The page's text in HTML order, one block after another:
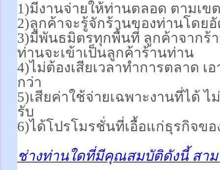
1)มีงานจ่ายให้ท่านตลอด ตามเ
2)ลูกค้าจะรู้จักร้านของท่านโดย
3)มีพันธมิตรทุกพื้นที่ ลูกค้าจากร้
ท่านจะเข้าเป็นลูกค้าร้านท่าน
4)ไม่ต้องเสียเวลาทำการตลาด เ
กว่า
5)เสียค่าใช้จ่ายเฉพาะงานที่ได้
รับ
6)ได้โปรโมรชั่นที่เอื้อแก่ธุรกิจข
ช่างท่านใดที่มีคุณสมบัติดังนี้ สาม